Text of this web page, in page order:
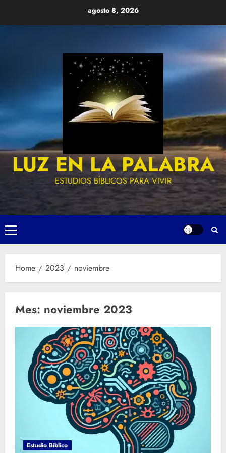
agosto 8, 2026
LUZ EN LA PALABRA
ESTUDIOS BÍBLICOS PARA VIVIR
Primary
Menu
Home 2023 noviembre
Mes: noviembre 2023
Estudio Bíblico